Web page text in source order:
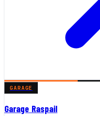
GARAGE
Garage Raspail